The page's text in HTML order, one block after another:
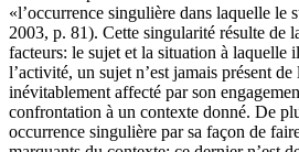
«l’occurrence singulière dans laquelle le
2003, p. 81). Cette singularité résulte de
facteurs: le sujet et la situation à laquelle
l’activité, un sujet n’est jamais présent
inévitablement affecté par son
confrontation à un contexte donné. De
occurrence singulière par sa façon de